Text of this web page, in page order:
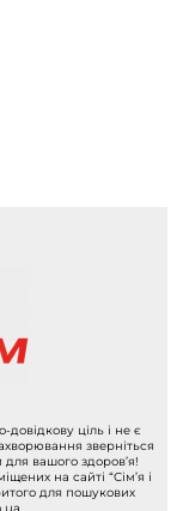
довідкову ціль і не є
зверніться
вашого здоров’я!
на сайті “Сім’я і
для пошукових